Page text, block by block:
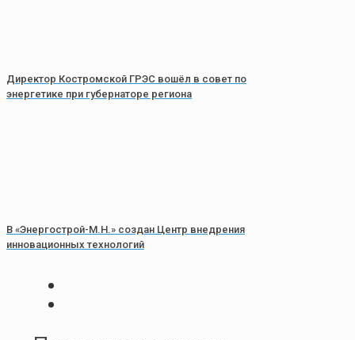
Директор Костромской ГРЭС вошёл в совет по
энергетике при губернаторе региона
В «Энергострой-М.Н.» создан Центр внедрения
инновационных технологий